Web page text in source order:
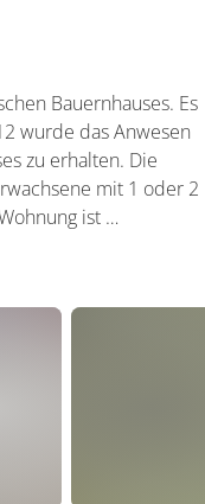
Bauernhauses. Es
wurde das Anwesen
zu erhalten. Die
mit 1 oder 2
ist …